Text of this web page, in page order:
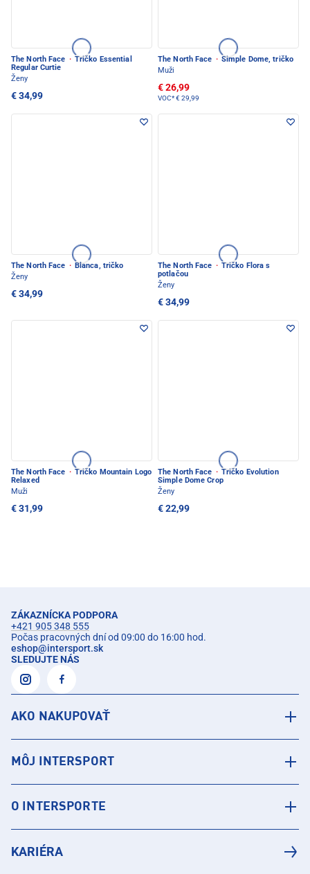
The North Face · Tričko Essential
Regular Curtie
Ženy
€ 34,99
The North Face · Simple Dome, tričko
Muži
€ 26,99
VOC*€ 29,99
The North Face · Blanca, tričko
Ženy
€ 34,99
The North Face · Tričko Flora s
potlačou
Ženy
€ 34,99
The North Face · Tričko Mountain Logo
Relaxed
Muži
€ 31,99
The North Face · Tričko Evolution
Simple Dome Crop
Ženy
€ 22,99
ZÁKAZNÍCKA PODPORA
+421 905 348 555
Počas pracovných dní od 09:00 do 16:00 hod.
eshop@intersport.sk
SLEDUJTE NÁS
AKO NAKUPOVAŤ
MÔJ INTERSPORT
O INTERSPORTE
KARIÉRA